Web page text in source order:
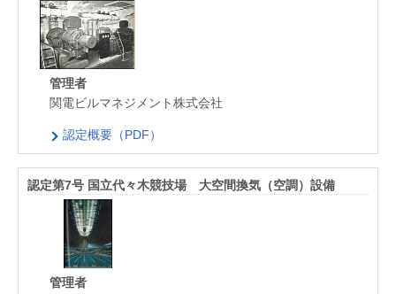
管理者
関電ビルマネジメント株式会社
認定概要（PDF）
認定第7号 国立代々木競技場 大空間換気（空調）設備
管理者